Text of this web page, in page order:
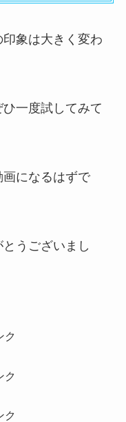
象は大きく変わ
一度試してみて
になるはずで
うございまし
ク
ク
ク